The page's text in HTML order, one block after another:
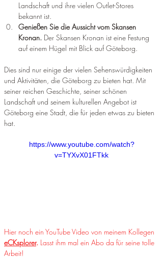
Landschaft und ihre vielen Outlet-Stores
bekannt ist.
Genießen Sie die Aussicht vom Skansen
Kronan. Der Skansen Kronan ist eine Festung
auf einem Hügel mit Blick auf Göteborg.
Dies sind nur einige der vielen Sehenswürdigkeiten
und Aktivitäten, die Göteborg zu bieten hat. Mit
seiner reichen Geschichte, seiner schönen
Landschaft und seinem kulturellen Angebot ist
Göteborg eine Stadt, die für jeden etwas zu bieten
hat.
https://www.youtube.com/watch?
v=TYXvX01FTkk
Hier noch ein YouTube Video von meinem Kollegen
eCKsplorer. Lasst ihm mal ein Abo da für seine tolle
Arbeit!